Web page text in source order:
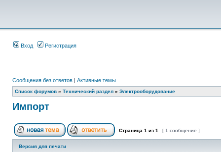
Вход Регистрация
Сообщения без ответов | Активные темы
Список форумов » Технический раздел » Электрооборудование
Импорт
Страница 1 из 1 [ 1 сообщение ]
Версия для печати